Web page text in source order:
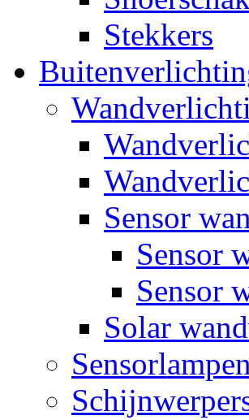
Stekkers
Sensor
Sensor
Sensor
Solar
Sensorlampen